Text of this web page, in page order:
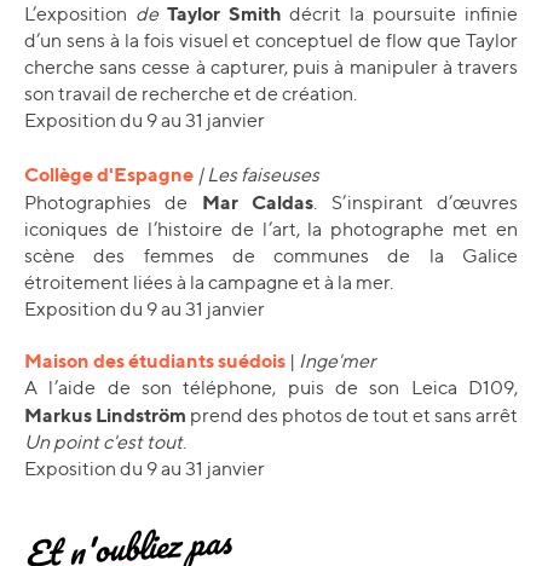
L’exposition de Taylor Smith décrit la poursuite infinie
d’un sens à la fois visuel et conceptuel de flow que Taylor
cherche sans cesse à capturer, puis à manipuler à travers
son travail de recherche et de création.
Exposition du 9 au 31 janvier
Collège d'Espagne | Les faiseuses
Photographies de Mar Caldas. S’inspirant d’œuvres
iconiques de l’histoire de l’art, la photographe met en
scène des femmes de communes de la Galice
étroitement liées à la campagne et à la mer.
Exposition du 9 au 31 janvier
Maison des étudiants suédois | Inge'mer
A l’aide de son téléphone, puis de son Leica D109,
Markus Lindström prend des photos de tout et sans arrêt
Un point c'est tout.
Exposition du 9 au 31 janvier
Et n'oubliez pas